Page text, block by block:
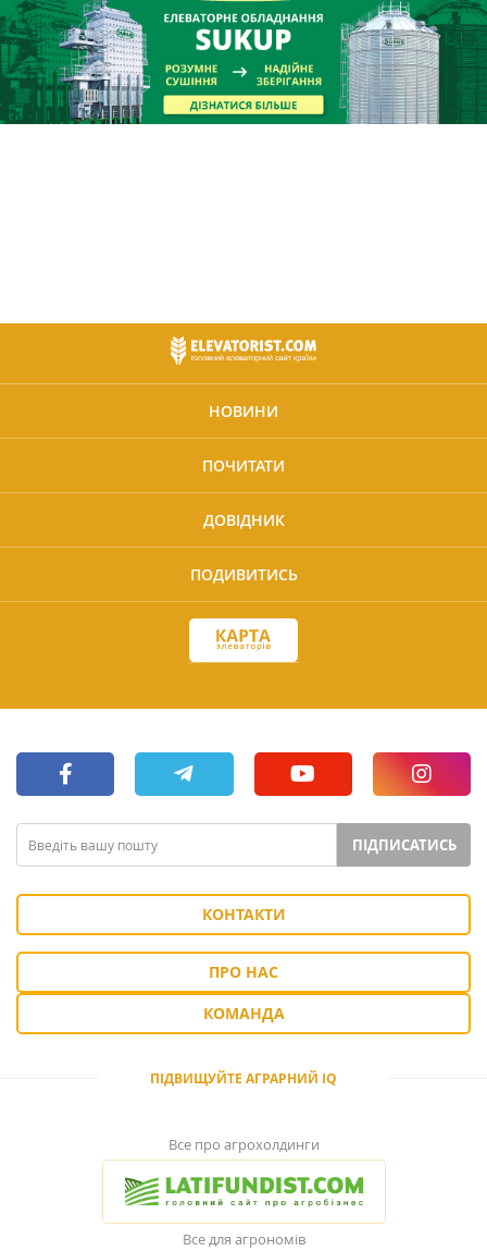
НОВИНИ
ПОЧИТАТИ
ДОВІДНИК
ПОДИВИТИСЬ
ПІДПИСАТИСЬ
КОНТАКТИ
ПРО НАС
КОМАНДА
ПІДВИЩУЙТЕ АГРАРНИЙ IQ
Все про агрохолдинги
Все для агрономів